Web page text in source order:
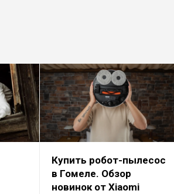
Купить робот-пылесос
в Гомеле. Обзор
новинок от Xiaomi